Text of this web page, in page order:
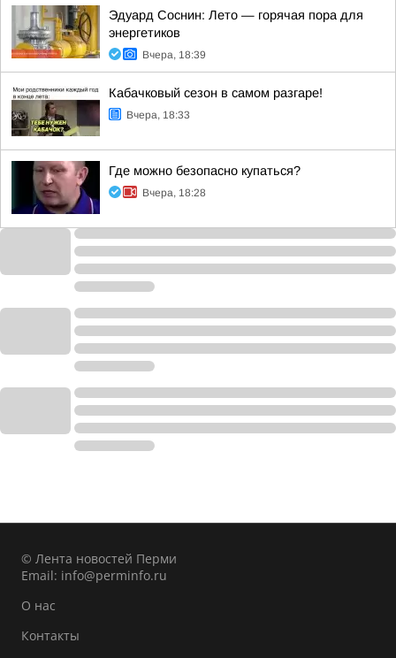
Эдуард Соснин: Лето — горячая пора для
энергетиков
Вчера, 18:39
Кабачковый сезон в самом разгаре!
Вчера, 18:33
Где можно безопасно купаться?
Вчера, 18:28
© Лента новостей Перми
Email: info@perminfo.ru
О нас
Контакты